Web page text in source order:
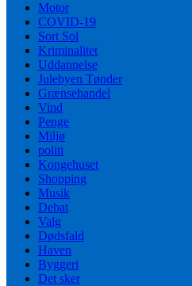
Motor
COVID-19
Sort Sol
Kriminalitet
Uddannelse
Julebyen Tønder
Grænsehandel
Vind
Penge
Miljø
politi
Kongehuset
Shopping
Musik
Debat
Valg
Dødsfald
Haven
Byggeri
Det sker